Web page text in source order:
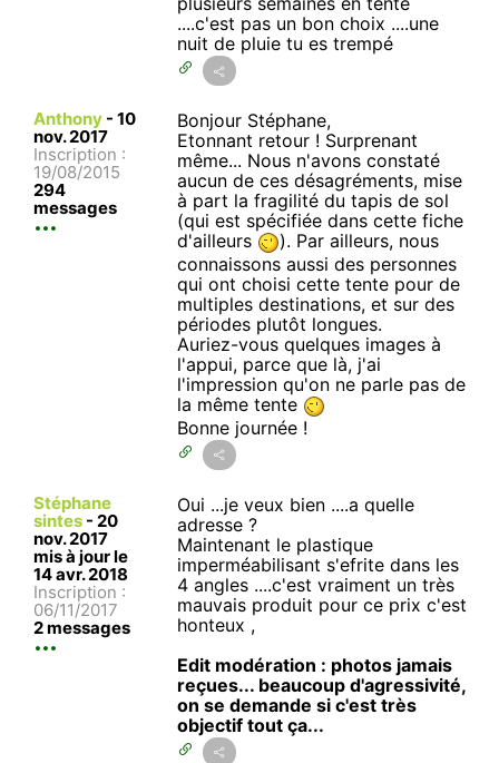
....c'est pas un bon choix ....une
nuit de pluie tu es trempé
Anthony - 10
nov. 2017
Inscription :
19/08/2015
294
messages
Bonjour Stéphane,
Etonnant retour ! Surprenant
même... Nous n'avons constaté
aucun de ces désagréments, mise
à part la fragilité du tapis de sol
(qui est spécifiée dans cette fiche
d'ailleurs
). Par ailleurs, nous
connaissons aussi des personnes
qui ont choisi cette tente pour de
multiples destinations, et sur des
périodes plutôt longues.
Auriez-vous quelques images à
l'appui, parce que là, j'ai
l'impression qu'on ne parle pas de
la même tente
Bonne journée !
Stéphane
sintes - 20
nov. 2017
mis à jour le
14 avr. 2018
Inscription :
06/11/2017
2 messages
Oui ...je veux bien ....a quelle
adresse ?
Maintenant le plastique
imperméabilisant s'efrite dans les
4 angles ....c'est vraiment un très
mauvais produit pour ce prix c'est
honteux ,
Edit modération : photos jamais
reçues... beaucoup d'agressivité,
on se demande si c'est très
objectif tout ça...